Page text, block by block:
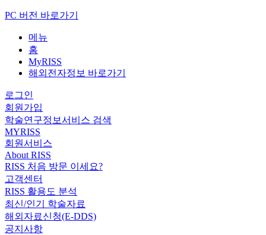
PC 버전 바로가기
메뉴
홈
MyRISS
해외전자정보 바로가기
로그인
회원가입
학술연구정보서비스 검색
MYRISS
회원서비스
About RISS
RISS 처음 방문 이세요?
고객센터
RISS 활용도 분석
최신/인기 학술자료
해외자료신청(E-DDS)
공지사항